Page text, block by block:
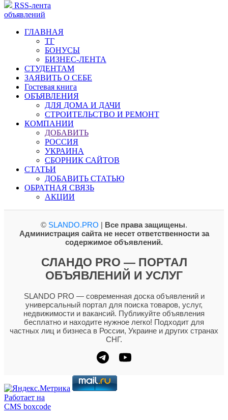
RSS-лента
объявлений
ГЛАВНАЯ
ТГ
БОНУСЫ
БИЗНЕС-ЛЕНТА
СТУДЕНТАМ
ЗАЯВИТЬ О СЕБЕ
Гостевая книга
ОБЪЯВЛЕНИЯ
ДЛЯ ДОМА И ДАЧИ
СТРОИТЕЛЬСТВО И РЕМОНТ
КОМПАНИИ
ДОБАВИТЬ
РОССИЯ
УКРАИНА
СБОРНИК САЙТОВ
СТАТЬИ
ДОБАВИТЬ СТАТЬЮ
ОБРАТНАЯ СВЯЗЬ
АКЦИИ
© SLANDO.PRO | Все права защищены.
Администрация сайта не несет ответственности за
содержимое объявлений.
СЛАНДО PRO — ПОРТАЛ
ОБЪЯВЛЕНИЙ И УСЛУГ
SLANDO PRO — современная доска объявлений и
универсальный портал для поиска товаров, услуг,
недвижимости и вакансий. Публикуйте объявления
бесплатно и находите нужное легко! Подходит для
частных лиц и бизнеса в России, Украине и других странах
СНГ.
Работает на
CMS boxcode